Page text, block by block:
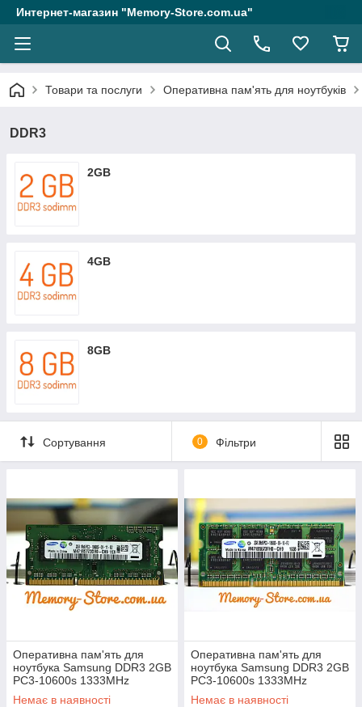
Интернет-магазин "Memory-Store.com.ua"
Товари та послуги Оперативна пам'ять для ноутбуків
DDR3
2GB
4GB
8GB
Сортування 0 Фільтри
Оперативна пам'ять для
ноутбука Samsung DDR3 2GB
PC3-10600s 1333MHz
sodimm, б/в
Немає в наявності
Оперативна пам'ять для
ноутбука Samsung DDR3 2GB
PC3-10600s 1333MHz
sodimm, б/в
Немає в наявності